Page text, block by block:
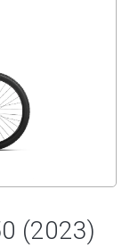
(2023)